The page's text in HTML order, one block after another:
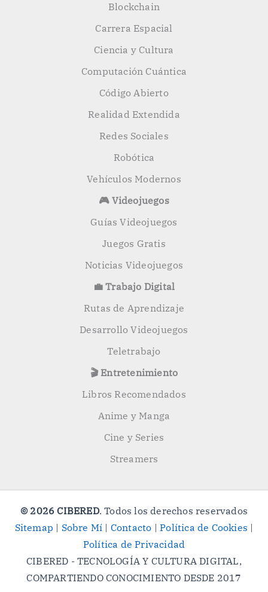
Blockchain
Carrera Espacial
Ciencia y Cultura
Computación Cuántica
Código Abierto
Realidad Extendida
Redes Sociales
Robótica
Vehículos Modernos
🎮 Videojuegos
Guías Videojuegos
Juegos Gratis
Noticias Videojuegos
💼 Trabajo Digital
Rutas de Aprendizaje
Desarrollo Videojuegos
Teletrabajo
🎬 Entretenimiento
Libros Recomendados
Anime y Manga
Cine y Series
Streamers
© 2026 CIBERED. Todos los derechos reservados
Sitemap | Sobre Mí | Contacto |Política de Cookies |
Política de Privacidad
CIBERED - TECNOLOGÍA Y CULTURA DIGITAL,
COMPARTIENDO CONOCIMIENTO DESDE 2017